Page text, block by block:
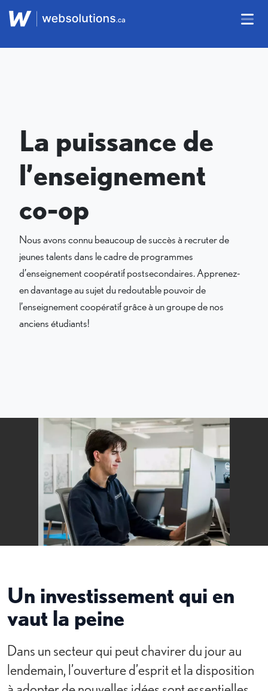
La puissance de
l’enseignement
co-op
Nous avons connu beaucoup de succès à recruter de
jeunes talents dans le cadre de programmes
d’enseignement coopératif postsecondaires. Apprenez-
en davantage au sujet du redoutable pouvoir de
l’enseignement coopératif grâce à un groupe de nos
anciens étudiants!
Un investissement qui en
vaut la peine
Dans un secteur qui peut chavirer du jour au
lendemain, l’ouverture d’esprit et la disposition